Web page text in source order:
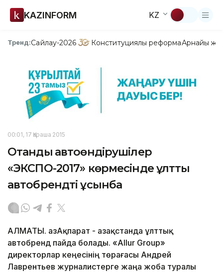
KAZINFORM KZ
Тренд:Сайлау-2026 Конституциялық реформаАрнайы
00:01, 17 Қараша 2015
Отандық автоөндірушілер
«ЭКСПО-2017» көрмесінде ұлттық
автобрендті ұсынбақ
АЛМАТЫ. ҚазАқпарат - Қазақстанда ұлттық
автобренд пайда болады. «Allur Group»
директорлар кеңесінің төрағасы Андрей
Лаврентьев журналистерге жаңа жоба туралы